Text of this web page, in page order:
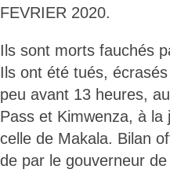
FEVRIER 2020.
Ils sont morts fauchés
Ils ont été tués,
peu avant 13 heures,
Pass et Kimwenza, à
celle de Makala. Bilan
de par le gouverneur